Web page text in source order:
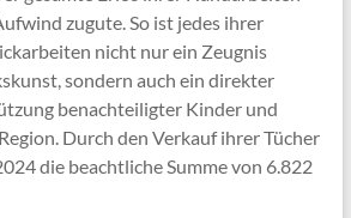
zugute. So ist jedes ihrer
nicht nur ein Zeugnis
sondern auch ein direkter
benachteiligter Kinder und
Durch den Verkauf ihrer Tücher
die beachtliche Summe von 6.822